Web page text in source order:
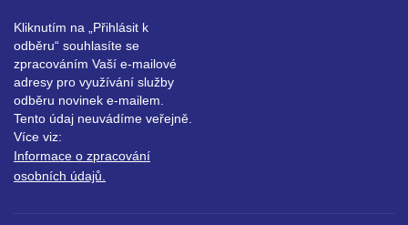
Kliknutím na „Přihlásit k
odběru“ souhlasíte se
zpracováním Vaší e-mailové
adresy pro využívání služby
odběru novinek e-mailem.
Tento údaj neuvádíme veřejně.
Více viz:
Informace o zpracování
osobních údajů.